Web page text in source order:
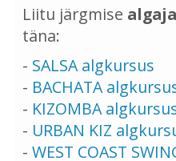
Liitu järgmise
täna:
- SALSA algkursus
- BACHATA
- KIZOMBA
- URBAN KIZ
- WEST COAST